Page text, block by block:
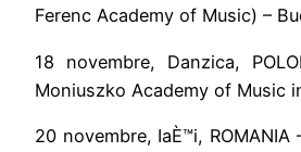
Ferenc Academy of Music) –
18 novembre, Danzica,
Moniuszko Academy of Music
20 novembre, IaÈ™i, ROMANIA